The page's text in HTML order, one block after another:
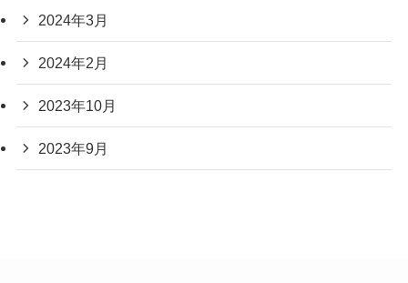
2024年3月
2024年2月
2023年10月
2023年9月